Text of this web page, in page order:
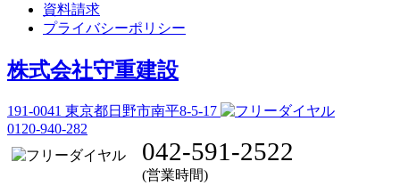
資料請求
プライバシーポリシー
株式会社守重建設
191-0041 東京都日野市南平8-5-17
0120-940-282
042-591-2522
(営業時間)